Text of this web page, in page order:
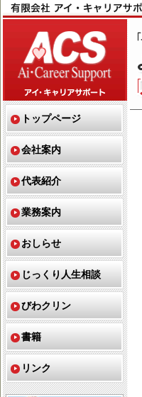
トップページ
会社案内
代表紹介
業務案内
おしらせ
じっくり人生相談
びわクリン
書籍
リンク